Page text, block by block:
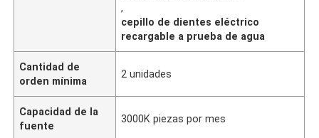
,
cepillo de dientes eléctrico
recargable a prueba de agua
Cantidad de
orden mínima
2 unidades
Capacidad de la
fuente
3000K piezas por mes